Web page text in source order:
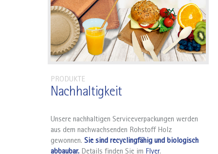
PRODUKTE
Nachhaltigkeit
Unsere nachhaltigen Serviceverpackungen werden
aus dem nachwachsenden Rohstoff Holz
gewonnen. Sie sind recyclingfähig und biologisch
abbaubar. Details finden Sie im Flyer.